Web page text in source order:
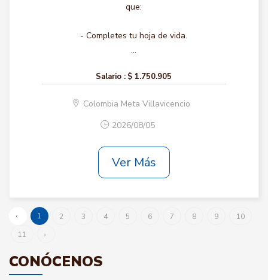
que:
- Completes tu hoja de vida.
...
Salario : $ 1.750.905
Colombia Meta Villavicencio
2026/08/05
Ver Más
‹ 1 2 3 4 5 6 7 8 9
10
11
›
CONÓCENOS